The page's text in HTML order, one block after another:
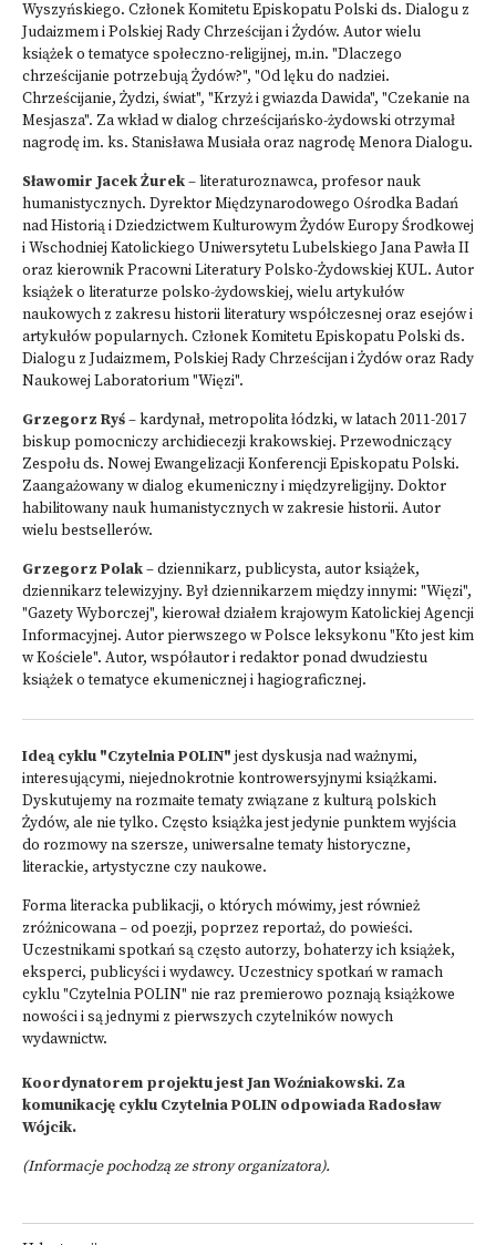
Wyszyńskiego. Członek Komitetu Episkopatu Polski ds. Dialogu z
Judaizmem i Polskiej Rady Chrześcijan i Żydów. Autor wielu
książek o tematyce społeczno-religijnej, m.in. "Dlaczego
chrześcijanie potrzebują Żydów?", "Od lęku do nadziei.
Chrześcijanie, Żydzi, świat", "Krzyż i gwiazda Dawida", "Czekanie na
Mesjasza". Za wkład w dialog chrześcijańsko-żydowski otrzymał
nagrodę im. ks. Stanisława Musiała oraz nagrodę Menora Dialogu.
Sławomir Jacek Żurek– literaturoznawca, profesor nauk
humanistycznych. Dyrektor Międzynarodowego Ośrodka Badań
nad Historią i Dziedzictwem Kulturowym Żydów Europy Środkowej
i Wschodniej Katolickiego Uniwersytetu Lubelskiego Jana Pawła II
oraz kierownik Pracowni Literatury Polsko-Żydowskiej KUL. Autor
książek o literaturze polsko-żydowskiej, wielu artykułów
naukowych z zakresu historii literatury współczesnej oraz esejów i
artykułów popularnych. Członek Komitetu Episkopatu Polski ds.
Dialogu z Judaizmem, Polskiej Rady Chrześcijan i Żydów oraz Rady
Naukowej Laboratorium "Więzi".
Grzegorz Ryś– kardynał, metropolita łódzki, w latach 2011-2017
biskup pomocniczy archidiecezji krakowskiej. Przewodniczący
Zespołu ds. Nowej Ewangelizacji Konferencji Episkopatu Polski.
Zaangażowany w dialog ekumeniczny i międzyreligijny. Doktor
habilitowany nauk humanistycznych w zakresie historii. Autor
wielu bestsellerów.
Grzegorz Polak– dziennikarz, publicysta, autor książek,
dziennikarz telewizyjny. Był dziennikarzem między innymi: "Więzi",
"Gazety Wyborczej", kierował działem krajowym Katolickiej Agencji
Informacyjnej. Autor pierwszego w Polsce leksykonu "Kto jest kim
w Kościele". Autor, współautor i redaktor ponad dwudziestu
książek o tematyce ekumenicznej i hagiograficznej.
Ideą cyklu "Czytelnia POLIN" jest dyskusja nad ważnymi,
interesującymi, niejednokrotnie kontrowersyjnymi książkami.
Dyskutujemy na rozmaite tematy związane z kulturą polskich
Żydów, ale nie tylko. Często książka jest jedynie punktem wyjścia
do rozmowy na szersze, uniwersalne tematy historyczne,
literackie, artystyczne czy naukowe.
Forma literacka publikacji, o których mówimy, jest również
zróżnicowana – od poezji, poprzez reportaż, do powieści.
Uczestnikami spotkań są często autorzy, bohaterzy ich książek,
eksperci, publicyści i wydawcy. Uczestnicy spotkań w ramach
cyklu "Czytelnia POLIN" nie raz premierowo poznają książkowe
nowości i są jednymi z pierwszych czytelników nowych
wydawnictw.
Koordynatorem projektu jest Jan Woźniakowski. Za
komunikację cyklu Czytelnia POLIN odpowiada Radosław
Wójcik.
(Informacje pochodzą ze strony organizatora).